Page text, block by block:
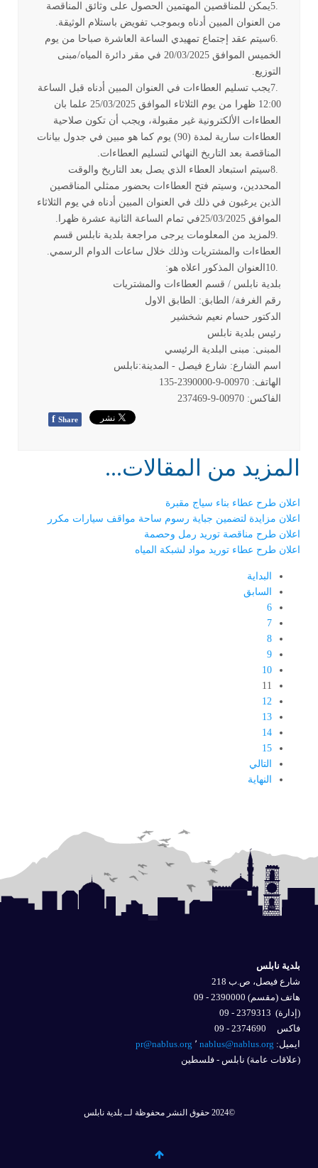
5.يمكن للمناقصين المهتمين الحصول على وثائق المناقصة
من العنوان المبين أدناه وبموجب تفويض باستلام الوثيقة.
6.سيتم عقد إجتماع تمهيدي الساعة العاشرة صباحا من يوم
الخميس الموافق 20/03/2025 في مقر دائرة المياه/مبنى
التوزيع.
7.يجب تسليم العطاءات في العنوان المبين أدناه قبل الساعة
12:00 ظهرا من يوم الثلاثاء الموافق 25/03/2025 علما بان
العطاءات الألكترونية غير مقبولة، ويجب أن تكون صلاحية
العطاءات سارية لمدة (90) يوم كما هو مبين في جدول بيانات
المناقصة بعد التاريخ النهائي لتسليم العطاءات.
8.سيتم استبعاد العطاء الذي يصل بعد التاريخ والوقت
المحددين، وسيتم فتح العطاءات بحضور ممثلي المناقصين
الذين يرغبون في ذلك في العنوان المبين أدناه في يوم الثلاثاء
الموافق 25/03/2025في تمام الساعة الثانية عشرة ظهرا
.
9.لمزيد من المعلومات يرجى مراجعة بلدية نابلس قسم
العطاءات والمشتريات وذلك خلال ساعات الدوام الرسمي.
10. العنوان المذكور اعلاه هو:
بلدية نابلس / قسم العطاءات والمشتريات
رقم الغرفة/ الطابق: الطابق الاول
الدكتور حسام نعيم شخشير
رئيس بلدية نابلس
المبنى: مبنى البلدية الرئيسي
اسم الشارع: شارع فيصل - المدينة:نابلس
الهاتف: 00970-9-2390000-135
الفاكس: 00970-9-237469
f Share
المزيد من المقالات...
اعلان طرح عطاء بناء سياج مقبرة
اعلان مزايدة لتضمين جباية رسوم ساحة مواقف سيارات مكرر
اعلان طرح مناقصة توريد رمل وحصمة
اعلان طرح عطاء توريد مواد لشبكة المياه
البداية
السابق
6
7
8
9
10
11
12
13
14
15
التالي
النهاية
بلدية نابلس
شارع فيصل، ص.ب 218
هاتف (مقسم) 2390000 - 09
(إدارة)
فاكس 2374690 - 09
ايميل: nablus@nablus.org
pr@nablus.org
(علاقات عامة) نابلس - فلسطين
©2024 حقوق النشر محفوظة لــ بلدية نابلس